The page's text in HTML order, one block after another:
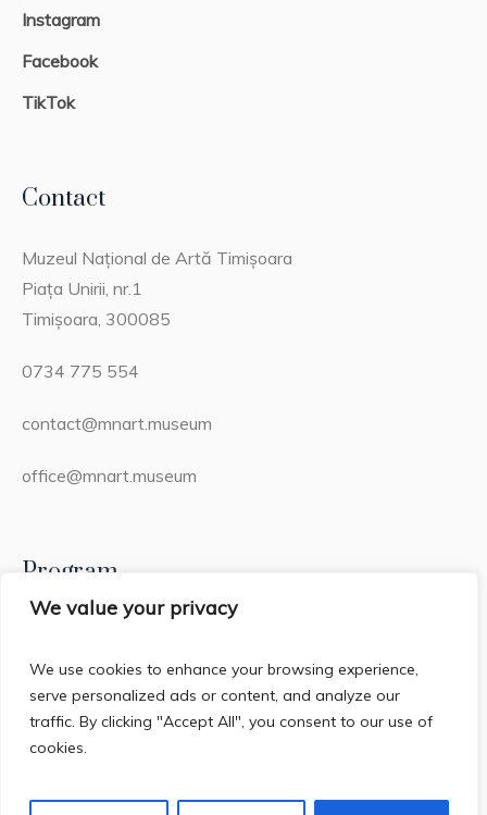
We value your privacy
We use cookies to enhance your browsing experience,
serve personalized ads or content, and analyze our
traffic. By clicking "Accept All", you consent to our use of
cookies.
Instagram
Facebook
TikTok
Contact
Muzeul Național de Artă Timișoara
Piața Unirii, nr.1
Timișoara, 300085
0734 775 554
contact@mnart.museum
office@mnart.museum
Program
intrare)
Luni & Marți: Închis